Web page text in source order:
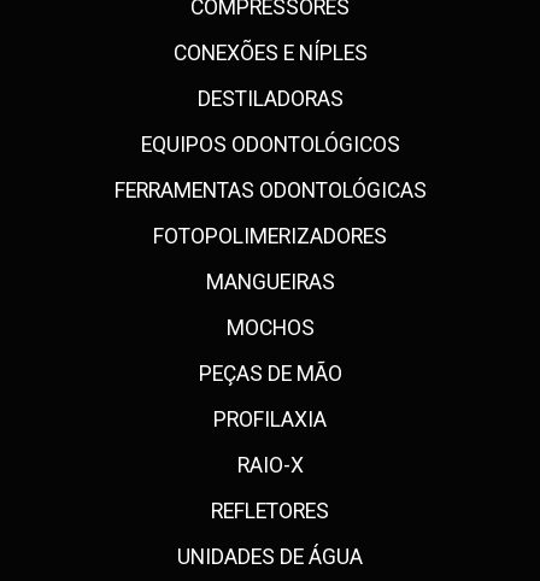
COMPRESSORES
CONEXÕES E NÍPLES
DESTILADORAS
EQUIPOS ODONTOLÓGICOS
FERRAMENTAS ODONTOLÓGICAS
FOTOPOLIMERIZADORES
MANGUEIRAS
MOCHOS
PEÇAS DE MÃO
PROFILAXIA
RAIO-X
REFLETORES
UNIDADES DE ÁGUA